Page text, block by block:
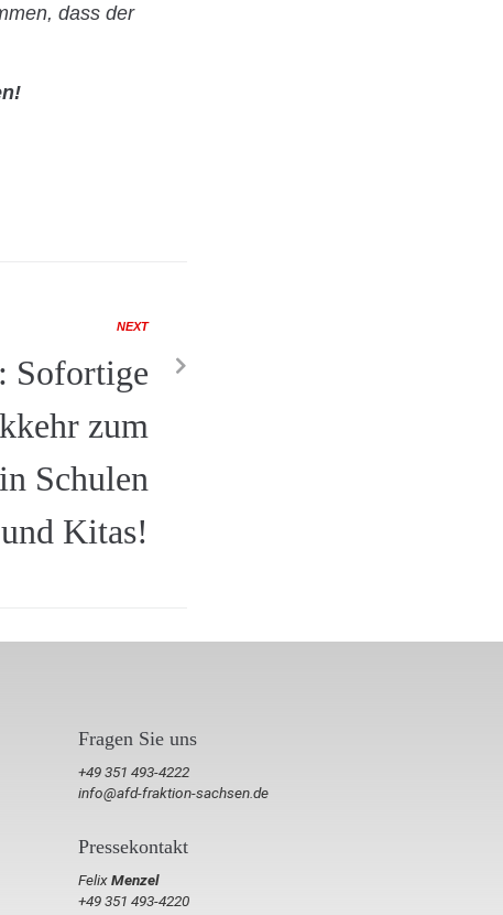
dass der
NEXT
Sofortige
zum
Schulen
und Kitas!
Fragen Sie uns
+49 351 493-4222
info@afd-fraktion-sachsen.de
Pressekontakt
FelixMenzel
+49 351 493-4220